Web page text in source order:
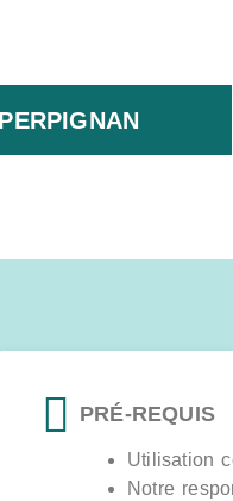
PERPIGNAN
PRÉ-REQUIS
Utilisation
Notre